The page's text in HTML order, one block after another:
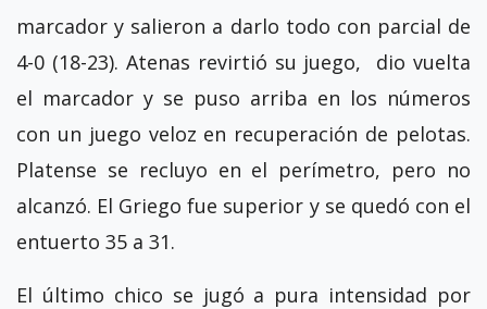
marcador y salieron a darlo todo con parcial de
4-0 (18-23). Atenas revirtió su juego, dio vuelta
el marcador y se puso arriba en los números
con un juego veloz en recuperación de pelotas.
Platense se recluyo en el perímetro, pero no
alcanzó. El Griego fue superior y se quedó con el
entuerto 35 a 31.
El último chico se jugó a pura intensidad por